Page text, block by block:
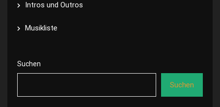
Intros und Outros
Musikliste
Suchen
Suchen